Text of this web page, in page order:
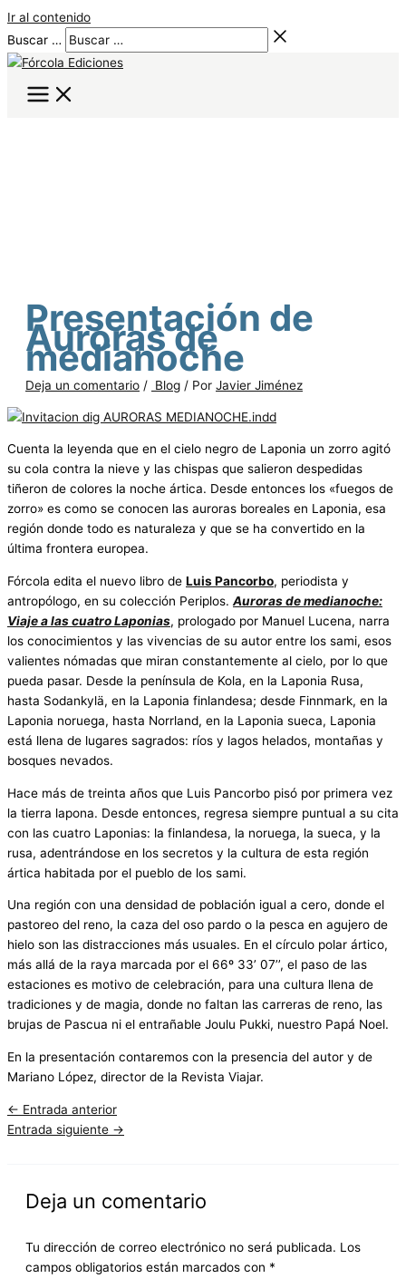
Ir al contenido
Buscar …
Presentación de
Auroras de
medianoche
Deja un comentario / Blog / Por Javier Jiménez
Cuenta la leyenda que en el cielo negro de Laponia un zorro agitó
su cola contra la nieve y las chispas que salieron despedidas
tiñeron de colores la noche ártica. Desde entonces los «fuegos de
zorro» es como se conocen las auroras boreales en Laponia, esa
región donde todo es naturaleza y que se ha convertido en la
última frontera europea.
Fórcola edita el nuevo libro de Luis Pancorbo, periodista y
antropólogo, en su colección Periplos. Auroras de medianoche:
Viaje a las cuatro Laponias, prologado por Manuel Lucena, narra
los conocimientos y las vivencias de su autor entre los sami, esos
valientes nómadas que miran constantemente al cielo, por lo que
pueda pasar. Desde la península de Kola, en la Laponia Rusa,
hasta Sodankylä, en la Laponia finlandesa; desde Finnmark, en la
Laponia noruega, hasta Norrland, en la Laponia sueca, Laponia
está llena de lugares sagrados: ríos y lagos helados, montañas y
bosques nevados.
Hace más de treinta años que Luis Pancorbo pisó por primera vez
la tierra lapona. Desde entonces, regresa siempre puntual a su cita
con las cuatro Laponias: la finlandesa, la noruega, la sueca, y la
rusa, adentrándose en los secretos y la cultura de esta región
ártica habitada por el pueblo de los sami.
Una región con una densidad de población igual a cero, donde el
pastoreo del reno, la caza del oso pardo o la pesca en agujero de
hielo son las distracciones más usuales. En el círculo polar ártico,
más allá de la raya marcada por el 66º 33’ 07’’, el paso de las
estaciones es motivo de celebración, para una cultura llena de
tradiciones y de magia, donde no faltan las carreras de reno, las
brujas de Pascua ni el entrañable Joulu Pukki, nuestro Papá Noel.
En la presentación contaremos con la presencia del autor y de
Mariano López, director de la Revista Viajar.
← Entrada anterior
Entrada siguiente →
Deja un comentario
Tu dirección de correo electrónico no será publicada. Los
campos obligatorios están marcados con *